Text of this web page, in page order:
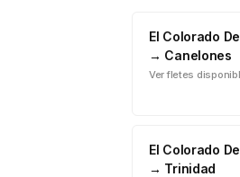
El Colorado
→ Canelones
Ver fletes
El Colorado
→ Trinidad